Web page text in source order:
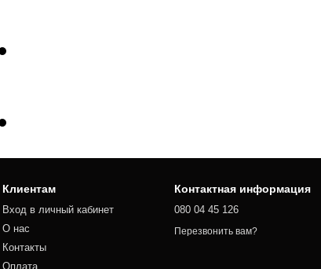
Клиентам
Вход в личный кабинет
О нас
Контакты
Оплата
Контактная информация
080 04 45 126
Перезвонить вам?